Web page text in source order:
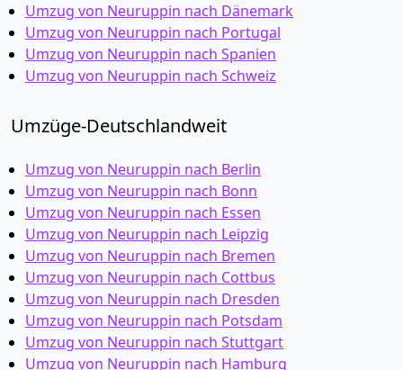
Umzug von Neuruppin nach Dänemark
Umzug von Neuruppin nach Portugal
Umzug von Neuruppin nach Spanien
Umzug von Neuruppin nach Schweiz
Umzüge-Deutschlandweit
Umzug von Neuruppin nach Berlin
Umzug von Neuruppin nach Bonn
Umzug von Neuruppin nach Essen
Umzug von Neuruppin nach Leipzig
Umzug von Neuruppin nach Bremen
Umzug von Neuruppin nach Cottbus
Umzug von Neuruppin nach Dresden
Umzug von Neuruppin nach Potsdam
Umzug von Neuruppin nach Stuttgart
Umzug von Neuruppin nach Hamburg